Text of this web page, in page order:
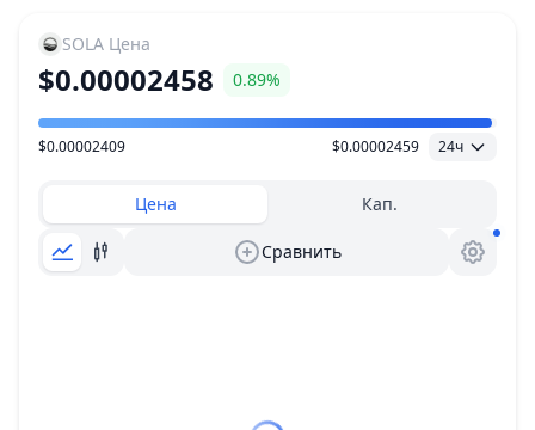
SOLA Цена
$0.00002458 0.89%
Ценовой диапазон
$0.00002409 $0.00002459 24ч
Цена Кап.
Сравнить